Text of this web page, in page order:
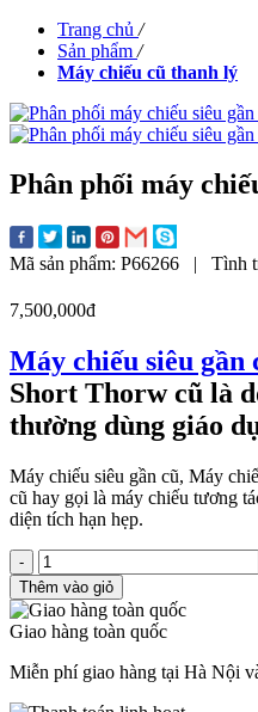
Trang chủ /
Sản phẩm /
Máy chiếu cũ thanh lý
Phân phối máy
Mã sản phẩm: P66266 | Tình
7,500,000đ
Máy chiếu siêu gần
Short Thorw cũ là
thường dùng giáo
Máy chiếu siêu gần cũ, Máy
cũ hay gọi là máy chiếu tương
diện tích hạn hẹp.
-
Thêm vào giỏ
Giao hàng toàn quốc
Miễn phí giao hàng tại Hà Nội